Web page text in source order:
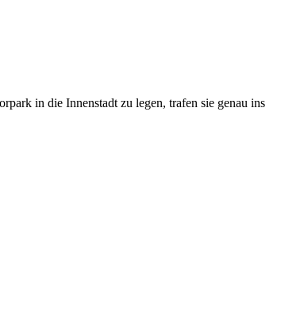
in die Innenstadt zu legen, trafen sie genau ins